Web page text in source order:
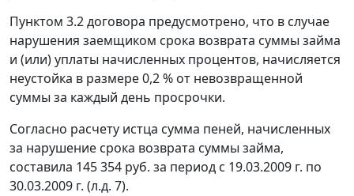
Пунктом 3.2 договора предусмотрено, что в случае
нарушения заемщиком срока возврата суммы займа
и (или) уплаты начисленных процентов, начисляется
неустойка в размере 0,2 % от невозвращенной
суммы за каждый день просрочки.
Согласно расчету истца сумма пеней, начисленных
за нарушение срока возврата суммы займа,
составила 145 354 руб. за период с 19.03.2009 г. по
30.03.2009 г. (л.д. 7).